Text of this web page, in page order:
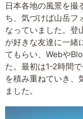
日本各地の風景を撮
ち、気づけば山岳フ
なっていました。登
が好きな友達に一緒
てもらい、Webや
た。最初は1-2時間
を積み重ねていき、
ました。